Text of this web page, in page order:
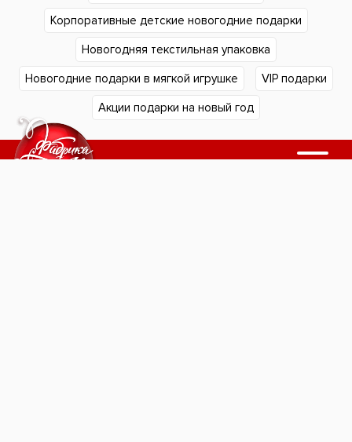
Корпоративные детские новогодние подарки
Новогодняя текстильная упаковка
Новогодние подарки в мягкой игрушке VIP подарки
Акции подарки на новый год